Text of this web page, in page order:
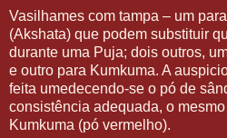
Vasilhames com tampa – um
(Akshata) que podem substituir
durante uma Puja; dois outros,
e outro para Kumkuma. A
feita umedecendo-se o pó de
consistência adequada, o
Kumkuma (pó vermelho).